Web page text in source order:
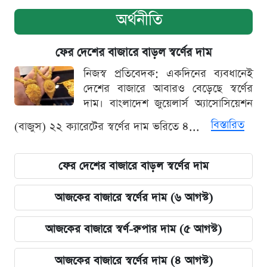
অর্থনীতি
ফের দেশের বাজারে বাড়ল স্বর্ণের দাম
নিজস্ব প্রতিবেদক: একদিনের ব্যবধানেই
দেশের বাজারে আবারও বেড়েছে স্বর্ণের
দাম। বাংলাদেশ জুয়েলার্স অ্যাসোসিয়েশন
(বাজুস) ২২ ক্যারেটের স্বর্ণের দাম ভরিতে ৪...
বিস্তারিত
ফের দেশের বাজারে বাড়ল স্বর্ণের দাম
আজকের বাজারে স্বর্ণের দাম (৬ আগস্ট)
আজকের বাজারে স্বর্ণ-রুপার দাম (৫ আগস্ট)
আজকের বাজারে স্বর্ণের দাম (৪ আগস্ট)